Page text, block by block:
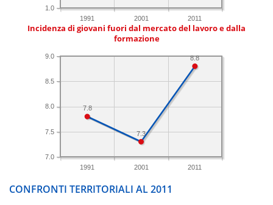
1991 2001 2011
1.0
Incidenza di giovani fuori dal mercato del lavoro e dalla
formazione
1991 2001 2011
7.0
7.5
8.0
8.5
9.0 8.8
7.3
7.8
CONFRONTI TERRITORIALI AL 2011